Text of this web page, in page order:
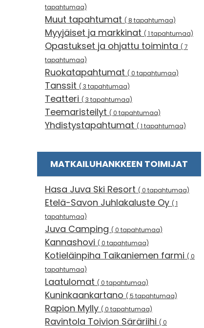
tapahtumaa)
Muut tapahtumat ( 8 tapahtumaa)
Myyjäiset ja markkinat ( 1 tapahtumaa)
Opastukset ja ohjattu toiminta ( 7
tapahtumaa)
Ruokatapahtumat ( 0 tapahtumaa)
Tanssit ( 3 tapahtumaa)
Teatteri ( 3 tapahtumaa)
Teemaristeilyt ( 0 tapahtumaa)
Yhdistystapahtumat ( 1 tapahtumaa)
MATKAILUHANKKEEN TOIMIJAT
Hasa Juva Ski Resort ( 0 tapahtumaa)
Etelä-Savon Juhlakaluste Oy ( 1
tapahtumaa)
Juva Camping ( 0 tapahtumaa)
Kannashovi ( 0 tapahtumaa)
Kotieläinpiha Taikaniemen farmi ( 0
tapahtumaa)
Laatulomat ( 0 tapahtumaa)
Kuninkaankartano ( 5 tapahtumaa)
Rapion Mylly ( 0 tapahtumaa)
Ravintola Toivion Säräriihi ( 0